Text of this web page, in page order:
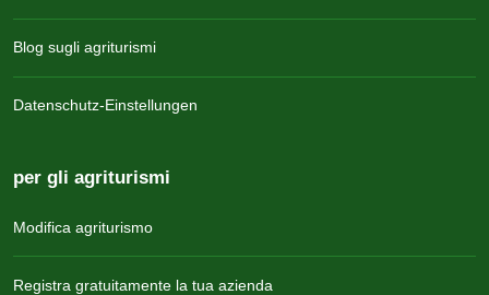
Blog sugli agriturismi
Datenschutz-Einstellungen
per gli agriturismi
Modifica agriturismo
Registra gratuitamente la tua azienda